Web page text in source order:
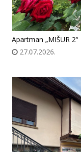
Apartman „MIŠUR 2“
27.07.2026.